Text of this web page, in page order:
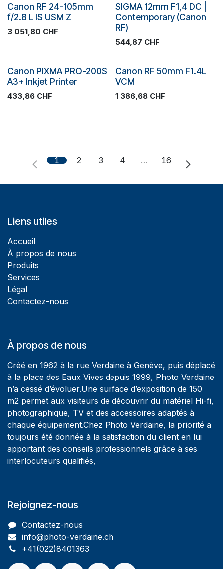
Plus de stock
Canon RF 24-105mm
f/2.8 L IS USM Z
3 051,80 CHF Plus de stock
SIGMA 12mm F1,4 DC |
Contemporary (Canon
RF)
544,87 CHF
Plus de stock
Canon PIXMA PRO-200S
A3+ Inkjet Printer
433,86 CHF
Promotion
Canon RF 50mm F1.4L
VCM
1 386,68CHF
1 2 3 4 … 16
Liens utiles
Accueil
À propos de nous
Produits
Services
Légal
Contactez-nous
À propos de nous
Créé en 1962 à la rue Verdaine à Genève, puis déplacé
à la place des Eaux Vives depuis 1999, Photo Verdaine
n’a cessé d’évoluer.Une surface d’exposition de 150
m2 permet aux visiteurs de découvrir du matériel Hi-fi,
photographique, TV et des accessoires adaptés à
chaque équipement.Chez Photo Verdaine, la priorité a
toujours été donnée à la satisfaction du client en lui
apportant des conseils professionnels grâce à ses
interlocuteurs qualifiés,
Rejoignez-nous
Contactez-nous
info@photo-verdaine.ch​
​​+41(022)8401363